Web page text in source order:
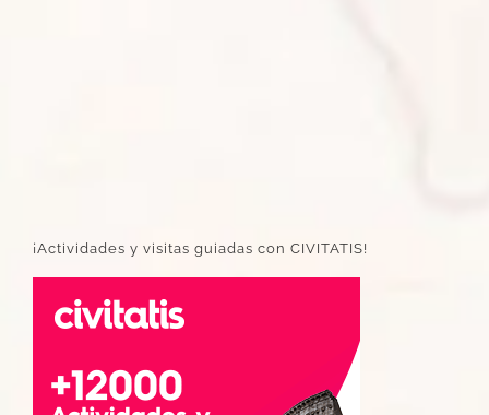
¡Actividades y visitas guiadas con CIVITATIS!